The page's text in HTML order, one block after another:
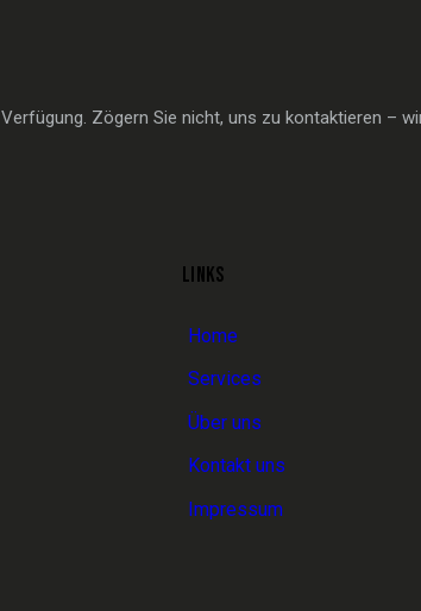
Zögern Sie nicht, uns zu kontaktieren –
LINKS
Home
Services
Über uns
Kontakt uns
Impressum